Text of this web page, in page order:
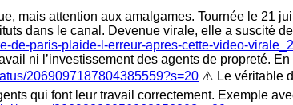
mais attention aux amalgames. Tournée le 21
dans le canal. Devenue virale, elle a suscité
de-paris-plaide-l-erreur-apres-cette-video-
ni l’investissement des agents de propreté.
2069097187804385559?s=20 ⚠️ Le véritable
qui font leur travail correctement. Exemple